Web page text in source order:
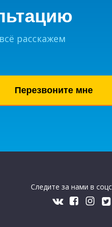
расскажем
Следите за нами в